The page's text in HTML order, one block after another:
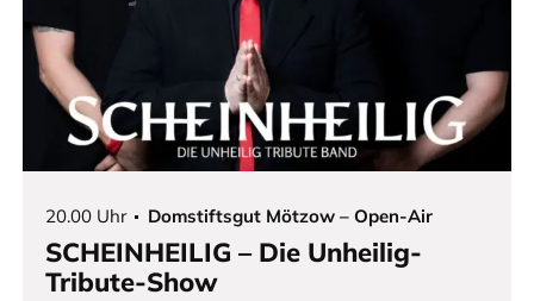
20.00 Uhr Domstiftsgut Mötzow – Open-Air
SCHEINHEILIG – Die Unheilig-
Tribute-Show